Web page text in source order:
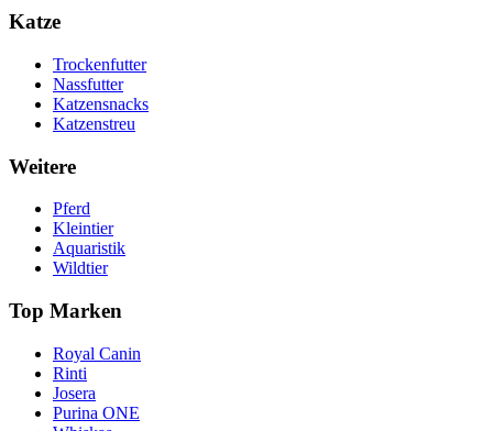
Katze
Trockenfutter
Nassfutter
Katzensnacks
Katzenstreu
Weitere
Pferd
Kleintier
Aquaristik
Wildtier
Top Marken
Royal Canin
Rinti
Josera
Purina ONE